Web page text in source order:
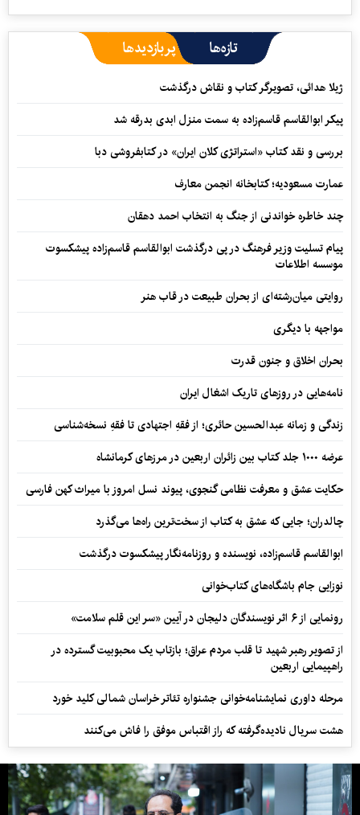
تازه‌ها پربازدیدها
ژیلا هدائی، تصویرگر کتاب و نقاش درگذشت
پیکر ابوالقاسم قاسم‌زاده به سمت منزل ابدی بدرقه شد
بررسی و نقد کتاب «استراتژی کلان ایران» در کتابفروشی دبا
عمارت مسعودیه؛ کتابخانه انجمن معارف
چند خاطره خواندنی از جنگ به انتخاب احمد دهقان
پیام تسلیت وزیر فرهنگ در پی درگذشت ابوالقاسم قاسم‌زاده پیشکسوت
موسسه اطلاعات
روایتی میان‌رشته‌ای از بحران طبیعت در قاب هنر
مواجهه با دیگری
بحران اخلاق و جنون قدرت
نامه‌هایی در روزهای تاریک اشغال ایران
زندگی و زمانه عبدالحسین حائری؛ از فقهِ اجتهادی تا فقهِ نسخه‌شناسی
عرضه ۱۰۰۰ جلد کتاب بین زائران اربعین در مرزهای کرمانشاه
حکایت عشق و معرفت نظامی گنجوی، پیوند نسل امروز با میراث کهن فارسی
چالدران؛ جایی که عشق به کتاب از سخت‌ترین راه‌ها می‌گذرد
ابوالقاسم قاسم‌زاده، نویسنده و روزنامه‌نگار پیشکسوت درگذشت
نوزایی جام باشگاه‌های کتاب‌خوانی
رونمایی از ۶ اثر نویسندگان دلیجان در آیین «سر این قلم سلامت»
از تصویر رهبر شهید تا قلب مردم عراق؛ بازتاب یک محبوبیت گسترده در
راهپیمایی اربعین
مرحله داوری نمایشنامه‌خوانی جشنواره تئاتر خراسان شمالی کلید خورد
هشت سریال نادیده‌گرفته که راز اقتباس موفق را فاش می‌کنند